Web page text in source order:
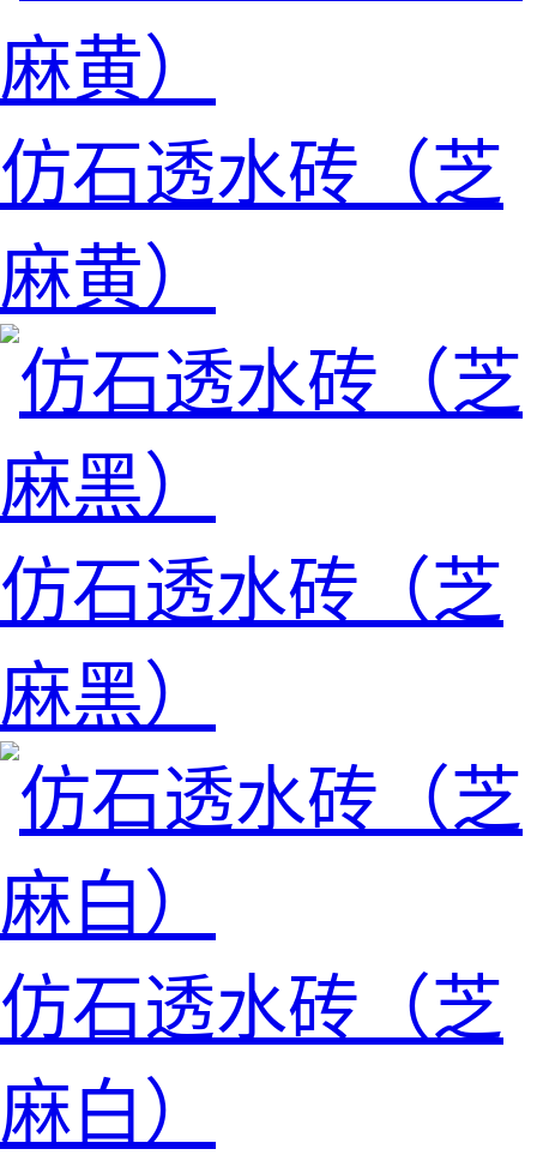
仿石透水砖（芝
麻黄）
仿石透水砖（芝
麻黑）
仿石透水砖（芝
麻白）